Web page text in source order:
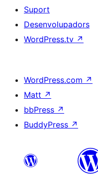
Suport
Desenvolupadors
WordPress.tv ↗
WordPress.com ↗
Matt ↗
bbPress ↗
BuddyPress ↗